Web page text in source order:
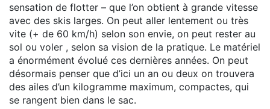
sensation de flotter – que l’on obtient à grande vitesse
avec des skis larges. On peut aller lentement ou très
vite (+ de 60 km/h) selon son envie, on peut rester au
sol ou voler , selon sa vision de la pratique. Le matériel
a énormément évolué ces dernières années. On peut
désormais penser que d’ici un an ou deux on trouvera
des ailes d’un kilogramme maximum, compactes, qui
se rangent bien dans le sac.